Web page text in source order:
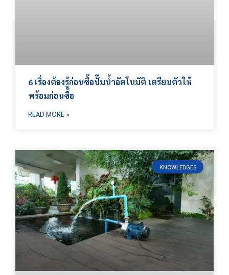
6 เรื่องต้องรู้ก่อนซื้อปั๊มน้ำอัตโนมัติ เตรียมตัวให้
พร้อมก่อนซื้อ
READ MORE »
KNOWLEDGES